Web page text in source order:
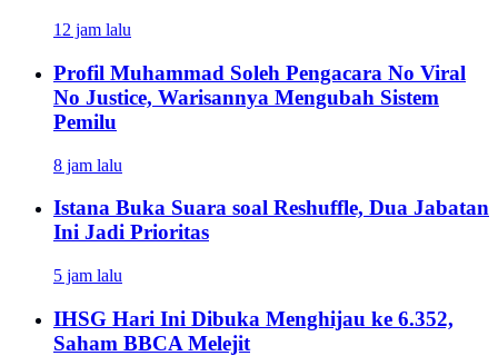
12 jam lalu
Profil Muhammad Soleh Pengacara No Viral
No Justice, Warisannya Mengubah Sistem
Pemilu
8 jam lalu
Istana Buka Suara soal Reshuffle, Dua Jabatan
Ini Jadi Prioritas
5 jam lalu
IHSG Hari Ini Dibuka Menghijau ke 6.352,
Saham BBCA Melejit